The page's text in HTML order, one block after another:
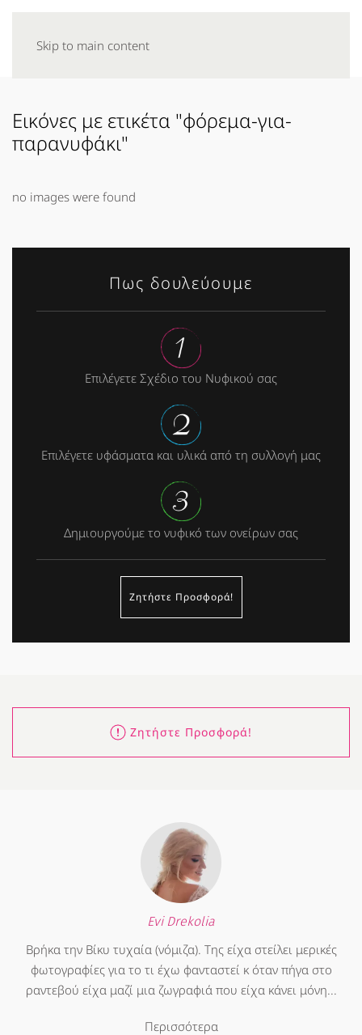
Skip to main content
Εικόνες με ετικέτα "φόρεμα-για-
παρανυφάκι"
no images were found
Πως δουλεύουμε
Επιλέγετε Σχέδιο του Νυφικού σας
Επιλέγετε υφάσματα και υλικά από τη συλλογή μας
Δημιουργούμε το νυφικό των ονείρων σας
Ζητήστε Προσφορά!
Ζητήστε Προσφορά!
Evi Drekolia
Βρήκα την Βίκυ τυχαία (νόμιζα). Της είχα στείλει μερικές
φωτογραφίες για το τι έχω φανταστεί κ όταν πήγα στο
ραντεβού είχα μαζί μια ζωγραφιά που είχα κάνει μόνη...
Περισσότερα